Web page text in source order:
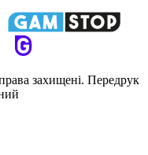
захищенi. Передрук